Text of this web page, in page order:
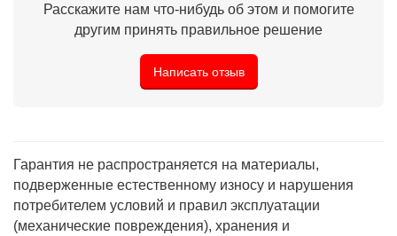
Расскажите нам что-нибудь об этом и помогите
другим принять правильное решение
Написать отзыв
Гарантия не распространяется на материалы,
подверженные естественному износу и нарушения
потребителем условий и правил эксплуатации
(механические повреждения), хранения и